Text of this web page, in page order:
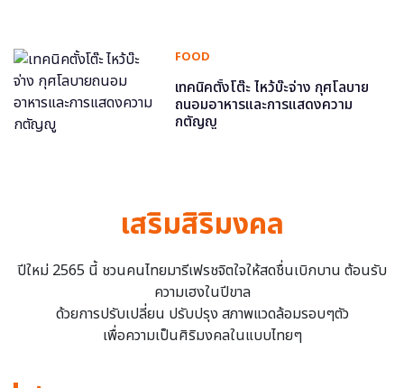
FOOD
เทคนิคตั้งโต๊ะ ไหว้บ๊ะจ่าง กุศโลบาย
ถนอมอาหารและการแสดงความ
กตัญญู
เสริมสิริมงคล
ปีใหม่ 2565 นี้ ชวนคนไทยมารีเฟรชจิตใจให้สดชื่นเบิกบาน ต้อนรับ
ความเฮงในปีขาล
ด้วยการปรับเปลี่ยน ปรับปรุง สภาพแวดล้อมรอบๆตัว
เพื่อความเป็นศิริมงคลในแบบไทยๆ